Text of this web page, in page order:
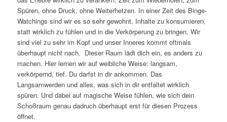
Spüren, ohne Druck, ohne Weiterhetzen. In einer Zeit des Binge-
Watchings sind wir es so sehr gewohnt, Inhalte zu konsumieren,
statt wirklich zu fühlen und in die Verkörperung zu bringen. Wir
sind viel zu sehr im Kopf und unser Inneres kommt oftmals
überhaupt nicht nach. Dieser Raum lädt dich ein, es anders zu
machen. Hier lernen wir auf weibliche Weise: langsam,
verkörpernd, tief. Du darfst in dir ankommen. Das
Langsamwerden und alles, was sich in dir entfaltet wirklich
spüren. Und dabei auf magische Weise fühlen, wie sich dein
Schoßraum genau dadruch überhaupt erst für diesen Prozess
öffnet.